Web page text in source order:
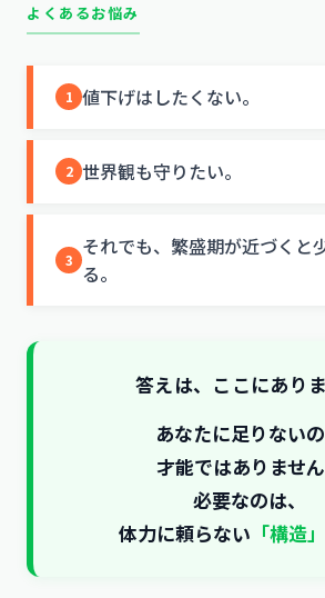
よくあるお悩み
1 値下げはしたくない。
2 世界観も守りたい。
3
それでも、繁盛期が近づくと
る。
答えは、ここにありま
あなたに足りない
才能ではありません
必要なのは、
体力に頼らない 「構造」